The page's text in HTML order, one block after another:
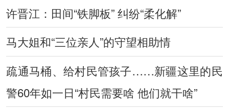
许晋江：田间“铁脚板” 纠纷“柔化解”
马大姐和“三位亲人”的守望相助情
疏通马桶、给村民管孩子……新疆这里的民
警60年如一日“村民需要啥 他们就干啥”